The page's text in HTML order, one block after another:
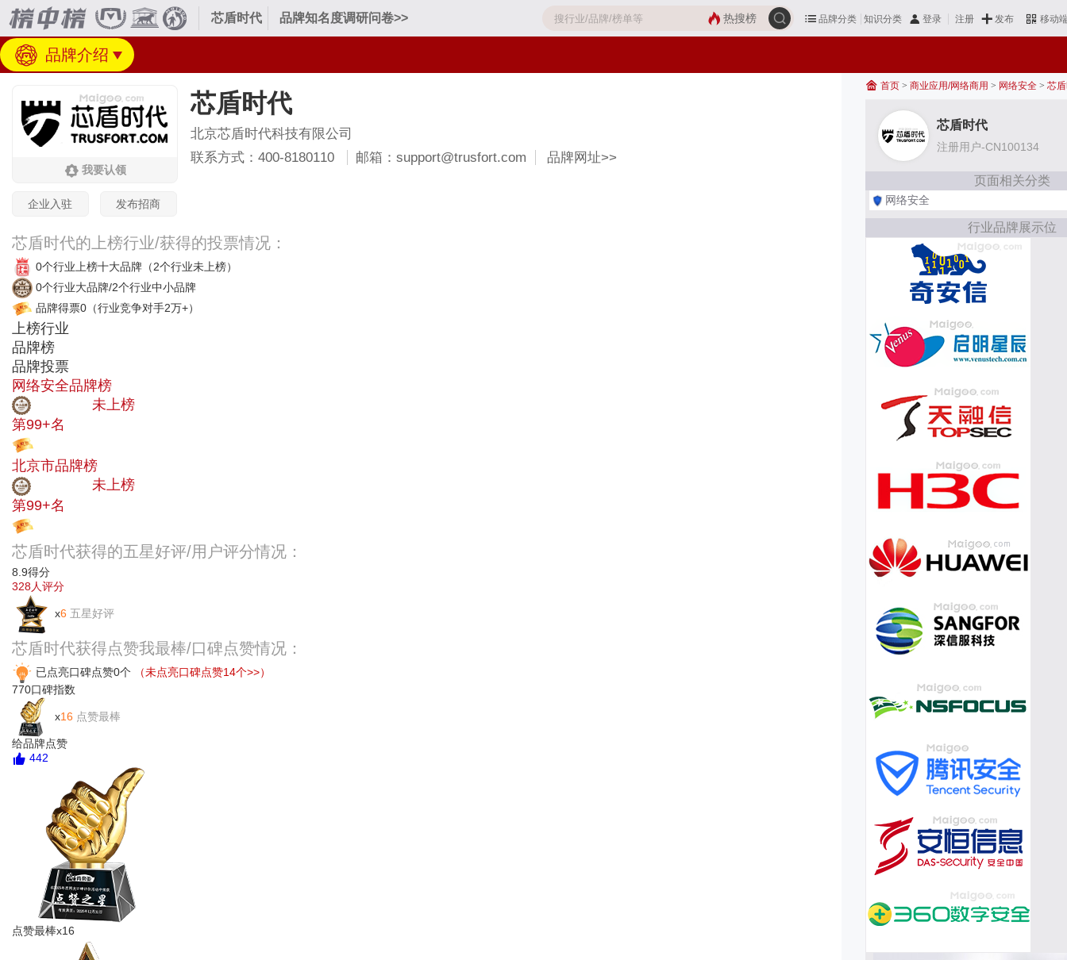
芯盾时代 品牌知名度调研问卷>> 品牌分类 知识分类 登录 注册 发布 移动
热搜榜
品牌介绍
我要认领
芯盾时代
北京芯盾时代科技有限公司
联系方式：400-8180110
邮箱：support@trusfort.com 品牌网址>>
企业入驻 发布招商
芯盾时代的上榜行业/获得的投票情况：
0个行业上榜十大品牌 （2个行业未上榜）
0个行业大品牌/2个行业中小品牌
品牌得票0 （行业竞争对手2万+）
上榜行业
品牌榜
品牌投票
网络安全品牌榜
未上榜
第99+名
北京市品牌榜
未上榜
第99+名
芯盾时代获得的五星好评/用户评分情况：
8.9得分
328人评分
x6 五星好评
芯盾时代获得点赞我最棒/口碑点赞情况：
已点亮口碑点赞0个
（未点亮口碑点赞14个>>）
770口碑指数
x16 点赞最棒
给品牌点赞
442
点赞最棒x16
首页 > 商业应用/网络商用 > 网络安全 > 芯
芯盾时代
注册用户-CN100134
页面相关分类
网络安全
行业品牌展示位